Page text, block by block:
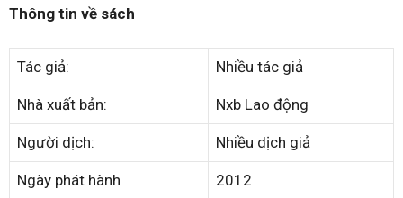
Thông tin về sách
Tác giả: Nhiều tác giả
Nhà xuất bản: Nxb Lao động
Người dịch: Nhiều dịch giả
Ngày phát hành 2012